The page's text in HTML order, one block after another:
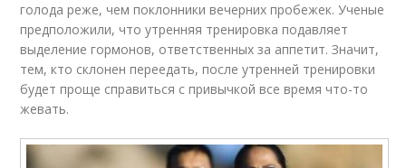
голода реже, чем поклонники вечерних пробежек. Ученые
предположили, что утренняя тренировка подавляет
выделение гормонов, ответственных за аппетит. Значит,
тем, кто склонен переедать, после утренней тренировки
будет проще справиться с привычкой все время что-то
жевать.